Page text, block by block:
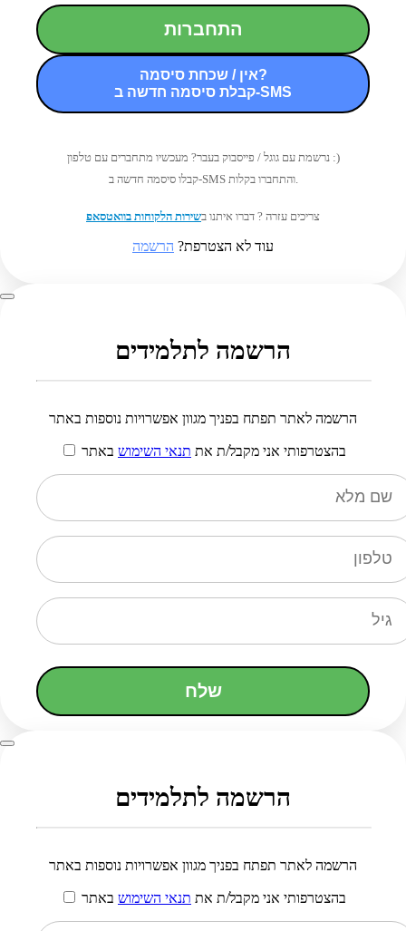
התחברות
אין / שכחת סיסמה?
קבלת סיסמה חדשה ב-SMS
נרשמת עם גוגל / פייסבוק בעבר? מעכשיו מתחברים עם טלפון :)
קבלו סיסמה חדשה ב-SMS והתחברו בקלות.
צריכים עזרה ? דברו איתנו בשירות הלקוחות בוואטסאפ
עוד לא הצטרפת? הרשמה
הרשמה לתלמידים
הרשמה לאתר תפתח בפניך מגוון אפשרויות נוספות באתר
בהצטרפותי אני מקבל/ת את תנאי השימוש באתר
שלח
הרשמה לתלמידים
הרשמה לאתר תפתח בפניך מגוון אפשרויות נוספות באתר
בהצטרפותי אני מקבל/ת את תנאי השימוש באתר